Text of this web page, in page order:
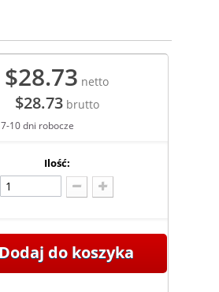
$28.73 netto
$28.73brutto
10 dni robocze
Ilość:
Dodaj do koszyka